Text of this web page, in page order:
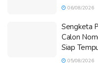
06/08/2026
Sengketa
Calon
Siap
05/08/2026